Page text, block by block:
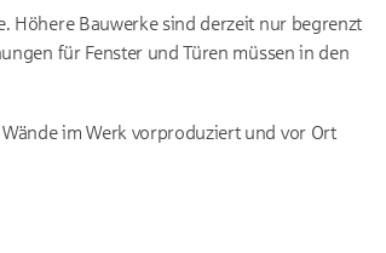
Höhere Bauwerke sind derzeit nur begrenzt
für Fenster und Türen müssen in den
im Werk vorproduziert und vor Ort